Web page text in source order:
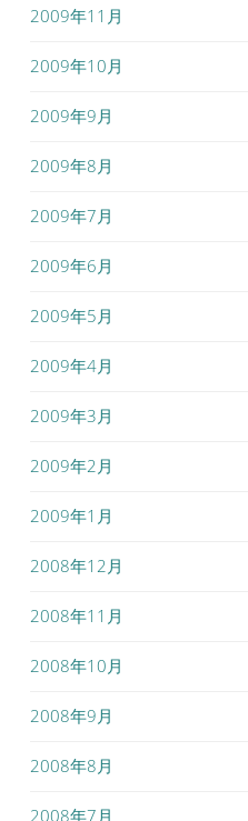
2009年11月
2009年10月
2009年9月
2009年8月
2009年7月
2009年6月
2009年5月
2009年4月
2009年3月
2009年2月
2009年1月
2008年12月
2008年11月
2008年10月
2008年9月
2008年8月
2008年7月